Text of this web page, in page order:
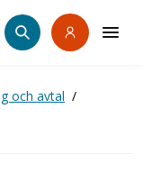
och avtal